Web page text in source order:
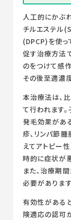
人工的にかぶ
チルエステル
(DPCP)を使っ
促す治療方法
のをつけて感
その後至適濃
本治療法は、
て行われます
発毛効果があ
疹、リンパ節
えてアトピー
時的に症状が
また、治療期
必要があります
有効性がある
険適応の認可